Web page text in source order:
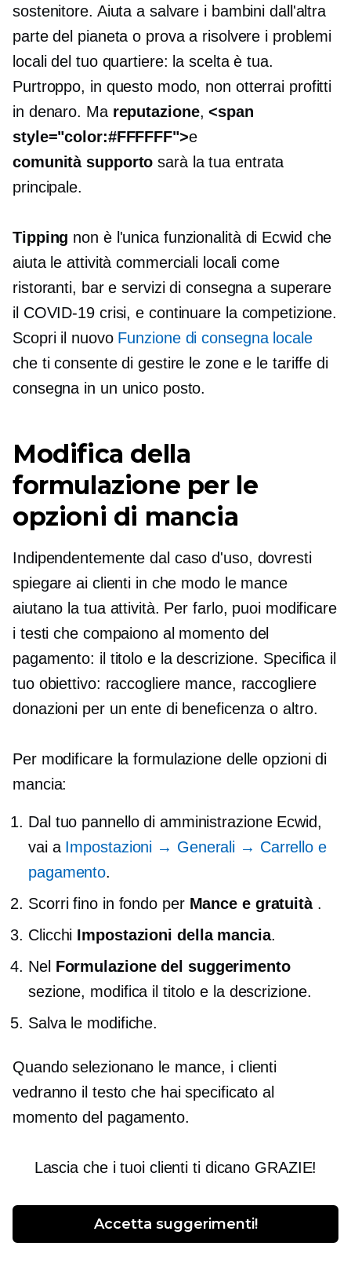
sostenitore. Aiuta a salvare i bambini dall'altra
parte del pianeta o prova a risolvere i problemi
locali del tuo quartiere: la scelta è tua.
Purtroppo, in questo modo, non otterrai profitti
in denaro. Ma reputazione,<span
style="color:#FFFFFF">e
comunità supporto sarà la tua entrata
principale.
Tipping non è l'unica funzionalità di Ecwid che
aiuta le attività commerciali locali come
ristoranti, bar e servizi di consegna a superare
il COVID-19crisi, e continuare la competizione.
Scopri il nuovo Funzione di consegna locale
che ti consente di gestire le zone e le tariffe di
consegna in un unico posto.
Modifica della
formulazione per le
opzioni di mancia
Indipendentemente dal caso d'uso, dovresti
spiegare ai clienti in che modo le mance
aiutano la tua attività. Per farlo, puoi modificare
i testi che compaiono al momento del
pagamento: il titolo e la descrizione. Specifica il
tuo obiettivo: raccogliere mance, raccogliere
donazioni per un ente di beneficenza o altro.
Per modificare la formulazione delle opzioni di
mancia:
Dal tuo pannello di amministrazione Ecwid,
vai a Impostazioni → Generali → Carrello e
pagamento.
Scorri fino in fondo per Mance e gratuità.
Clicchi Impostazioni della mancia.
Nel Formulazione del suggerimento
sezione, modifica il titolo e la descrizione.
Salva le modifiche.
Quando selezionano le mance, i clienti
vedranno il testo che hai specificato al
momento del pagamento.
Lascia che i tuoi clienti ti dicano GRAZIE!
Accetta suggerimenti!